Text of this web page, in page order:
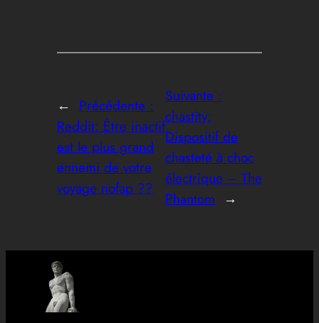
← Précédente :
Reddit: Être inactif
est le plus grand
ennemi de votre
voyage nofap ??
Suivante :
chastity;
Dispositif de
chasteté à choc
électrique – The
Phantom →